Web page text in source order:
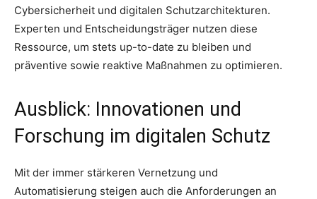
Cybersicherheit und digitalen Schutzarchitekturen.
Experten und Entscheidungsträger nutzen diese
Ressource, um stets up-to-date zu bleiben und
präventive sowie reaktive Maßnahmen zu optimieren.
Ausblick: Innovationen und
Forschung im digitalen Schutz
Mit der immer stärkeren Vernetzung und
Automatisierung steigen auch die Anforderungen an